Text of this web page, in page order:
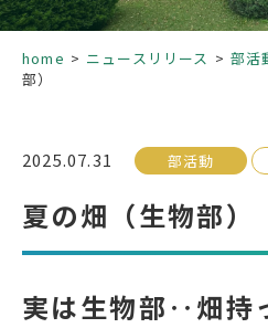
部活動
受検生の方へ
年間スケジュール
学
教科ガイド
校
home ニュースリリース 部活
部）
2025.07.31 部活動
夏の畑（生物部）
実は生物部‥畑持